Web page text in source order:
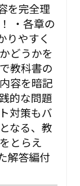
を完全理
・各章の
りやすく
どうかを
教科書の
容を暗記
的な問題
対策もバ
なる、教
とらえ
解答編付